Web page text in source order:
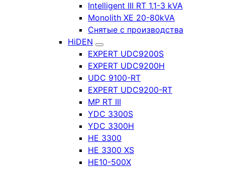
Intelligent III RT 1,1-3 kVA
Monolith XE 20-80kVA
Снятые с производства
HiDEN
EXPERT UDC9200S
EXPERT UDC9200H
UDC 9100-RT
EXPERT UDC9200-RT
MP RT III
YDC 3300S
YDC 3300H
HE 3300
HE 3300 XS
HE10-500X